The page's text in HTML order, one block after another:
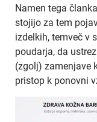
Namen tega
stojijo za tem
izdelkih, temveč v
poudarja, da
(zgolj) zamenjave
pristop k ponovni